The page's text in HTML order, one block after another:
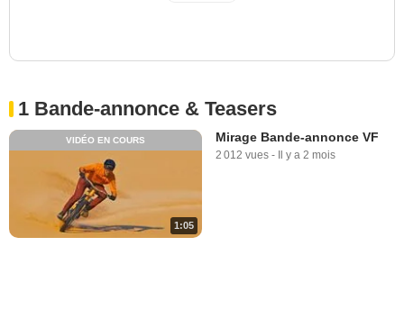
1 Bande-annonce & Teasers
1:05
VIDÉO EN COURS Mirage Bande-annonce VF
2 012 vues - Il y a 2 mois